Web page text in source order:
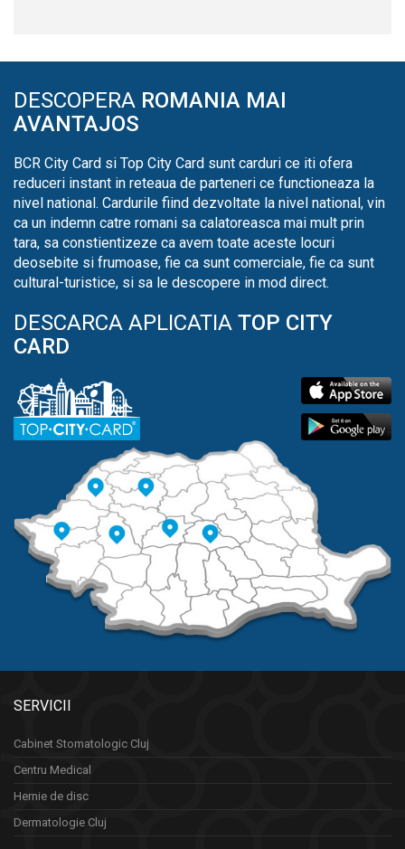
DESCOPERA ROMANIA MAI
AVANTAJOS
BCR City Card si Top City Card sunt carduri ce iti ofera
reduceri instant in reteaua de parteneri ce functioneaza la
nivel national. Cardurile fiind dezvoltate la nivel national, vin
ca un indemn catre romani sa calatoreasca mai mult prin
tara, sa constientizeze ca avem toate aceste locuri
deosebite si frumoase, fie ca sunt comerciale, fie ca sunt
cultural-turistice, si sa le descopere in mod direct.
DESCARCA APLICATIA TOP CITY
CARD
SERVICII
Cabinet Stomatologic Cluj
Centru Medical
Hernie de disc
Dermatologie Cluj